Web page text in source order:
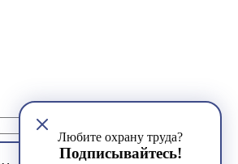
Любите охрану труда?
Подписывайтесь!